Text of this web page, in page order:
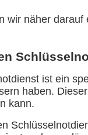
wir näher
ist ein
haben.
kann.